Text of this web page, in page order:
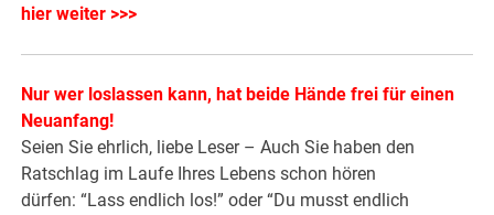
hier weiter >>>
Nur wer loslassen kann, hat beide Hände frei für einen
Neuanfang!
Seien Sie ehrlich, liebe Leser – Auch Sie haben den
Ratschlag im Laufe Ihres Lebens schon hören
dürfen: “Lass endlich los!” oder “Du musst endlich